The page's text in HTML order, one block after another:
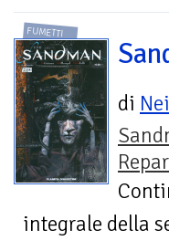
FUMETTI
di
integrale della